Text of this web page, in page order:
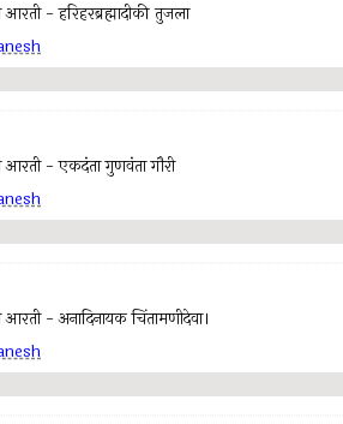
- हरिहरब्रह्मादीकी तुजला
- एकदंता गुणवंता गौरी
- अनादिनायक चिंतामणीदेवा।